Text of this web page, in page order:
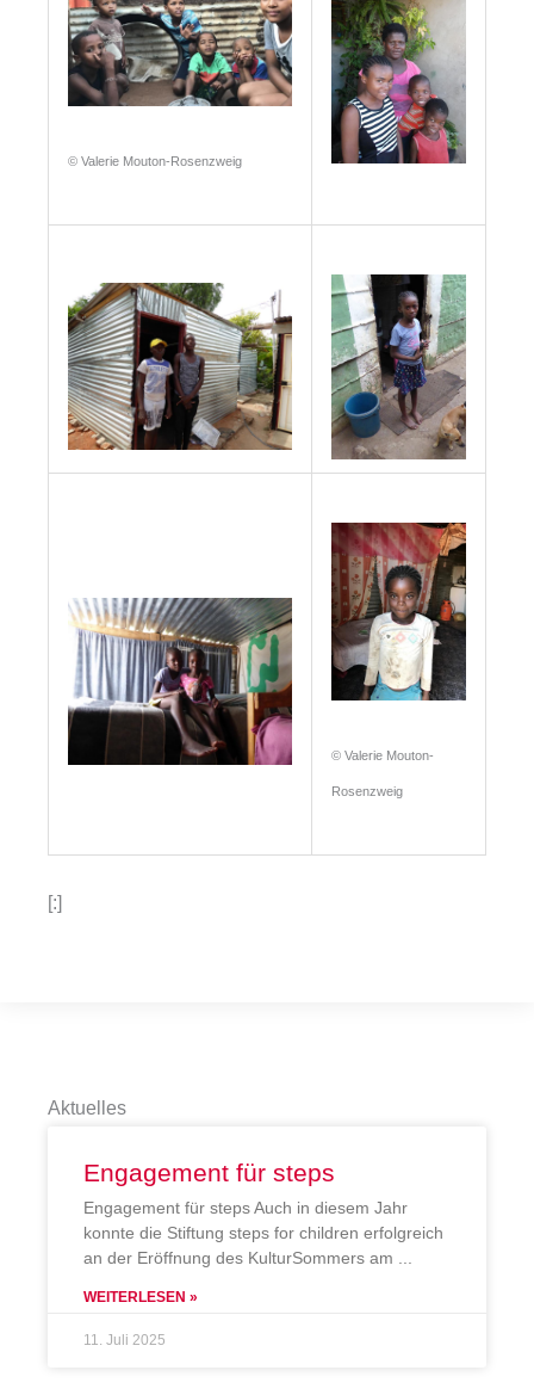
© Valerie Mouton-Rosenzweig
© Valerie Mouton-
Rosenzweig
[:]
Aktuelles
Engagement für steps
Engagement für steps Auch in diesem Jahr
konnte die Stiftung steps for children erfolgreich
an der Eröffnung des KulturSommers am
WEITERLESEN »
11. Juli 2025